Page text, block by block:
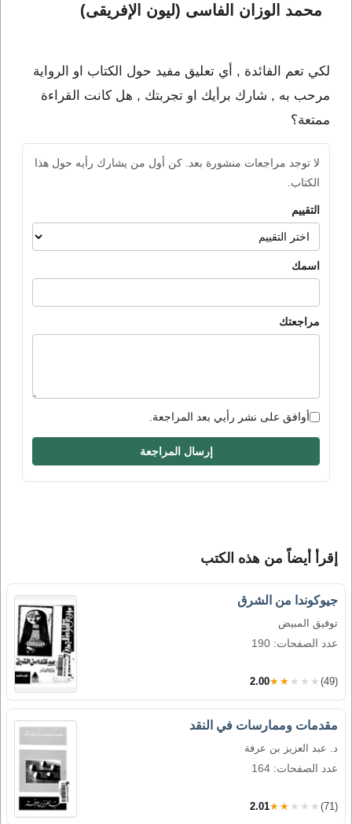
محمد الوزان الفاسى (ليون الإفريقى)
لكي تعم الفائدة , أي تعليق مفيد حول الكتاب او الرواية
مرحب به , شارك برأيك او تجربتك , هل كانت القراءة
ممتعة؟
لا توجد مراجعات منشورة بعد. كن أول من يشارك رأيه حول هذا
الكتاب.
التقييم
اسمك
مراجعتك
أوافق على نشر رأيي بعد المراجعة.
إرسال المراجعة
إقرأ أيضاً من هذه الكتب
جيوكوندا من الشرق
توفيق المبيض
عدد الصفحات: 190
2.00★★★★★ (49)
مقدمات وممارسات في النقد
د. عبد العزيز بن عرفة
عدد الصفحات: 164
2.01★★★★★ (71)